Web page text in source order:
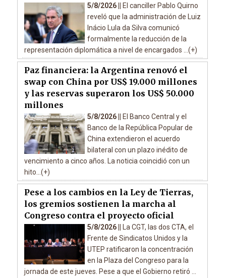
5/8/2026 ||
El canciller Pablo Quirno
reveló que la administración de Luiz
Inácio Lula da Silva comunicó
formalmente la reducción de la
representación diplomática a nivel de encargados ...(+)
Paz financiera: la Argentina renovó el
swap con China por US$ 19.000 millones
y las reservas superaron los US$ 50.000
millones
5/8/2026 ||
El Banco Central y el
Banco de la República Popular de
China extendieron el acuerdo
bilateral con un plazo inédito de
vencimiento a cinco años. La noticia coincidió con un
hito...(+)
Pese a los cambios en la Ley de Tierras,
los gremios sostienen la marcha al
Congreso contra el proyecto oficial
5/8/2026 ||
La CGT, las dos CTA, el
Frente de Sindicatos Unidos y la
UTEP ratificaron la concentración
en la Plaza del Congreso para la
jornada de este jueves. Pese a que el Gobierno retiró ...